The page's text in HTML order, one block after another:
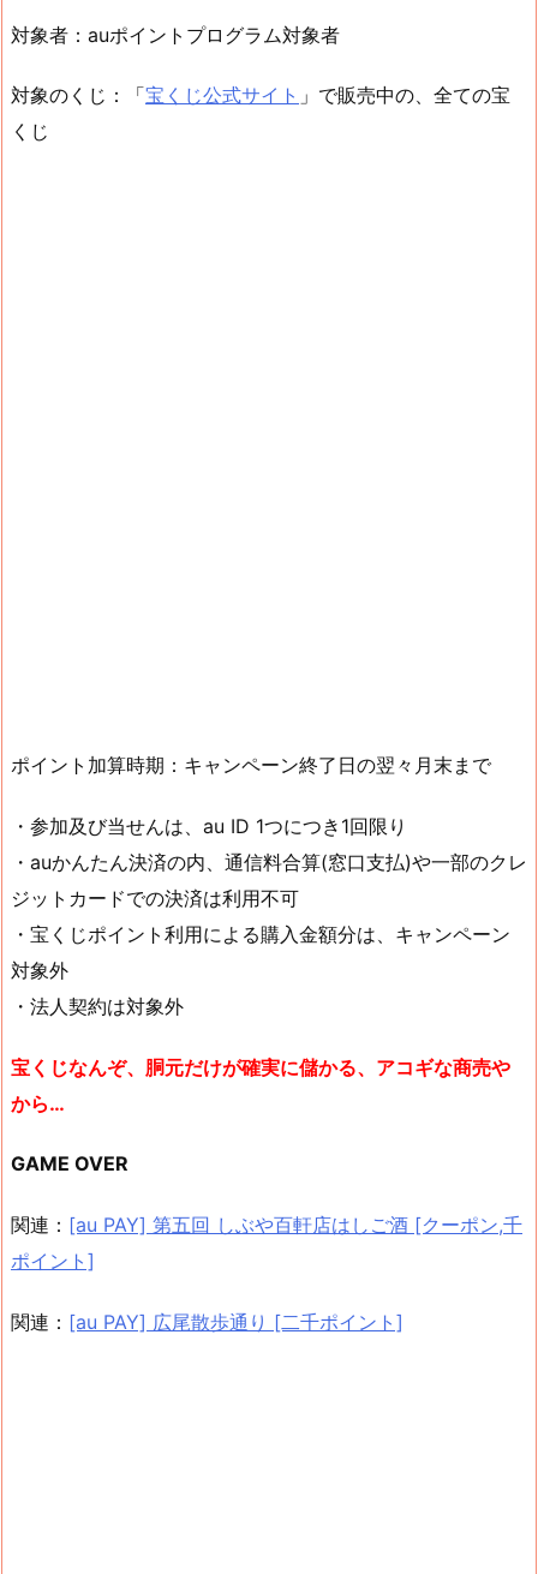
対象者：auポイントプログラム対象者
対象のくじ：「宝くじ公式サイト 」で販売中の、全ての宝
くじ
ポイント加算時期：キャンペーン終了日の翌々月末まで
・参加及び当せんは、au ID 1つにつき1回限り
・auかんたん決済の内、通信料合算(窓口支払)や一部のクレ
ジットカードでの決済は利用不可
・宝くじポイント利用による購入金額分は、キャンペーン
対象外
・法人契約は対象外
宝くじなんぞ、胴元だけが確実に儲かる、アコギな商売や
から…
GAME OVER
関連： [au PAY] 第五回 しぶや百軒店はしご酒 [クーポン,千
ポイント]
関連： [au PAY] 広尾散歩通り [二千ポイント]